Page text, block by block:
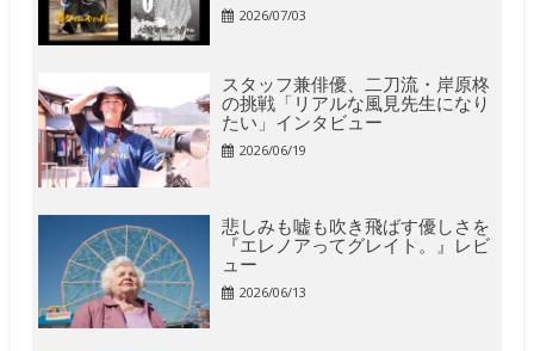
2026/07/03
スタッフ兼俳優、二刀流・岸原柊
の挑戦「リアルな風見先生になり
たい」インタビュー
2026/06/19
悲しみも嘘も吹き飛ばす優しさを
『エレノアってグレイト。』レビ
ュー
2026/06/13